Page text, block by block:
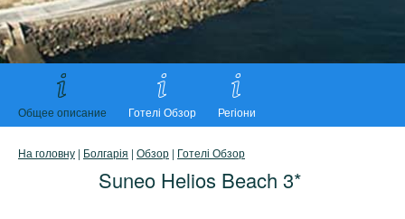
Общее описание Готелі Обзор Регіони
На головну | Болгарія | Обзор | Готелі Обзор
Suneo Helios Beach 3*